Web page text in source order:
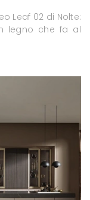
Leaf 02 di Nolte:
legno che fa al